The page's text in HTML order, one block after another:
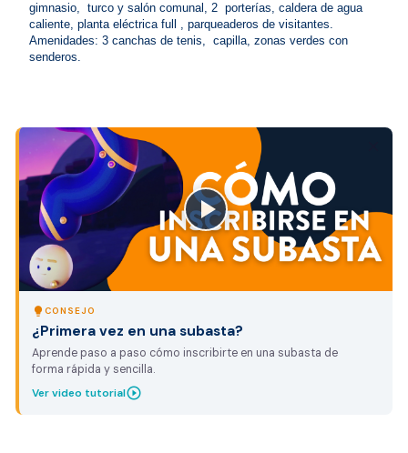
gimnasio,  turco y salón comunal, 2  porterías, caldera de agua
caliente, planta eléctrica full , parqueaderos de visitantes.
Amenidades: 3 canchas de tenis,  capilla, zonas verdes con
senderos.
lightbulb CONSEJO
¿Primera vez en una subasta?
Aprende paso a paso cómo inscribirte en una subasta de
forma rápida y sencilla.
Ver video tutorialplay_circle_outline